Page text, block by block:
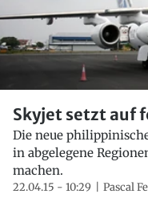
Skyjet setzt auf
Die neue
in abgelegene
machen.
22.04.15 - 10:29 Pascal